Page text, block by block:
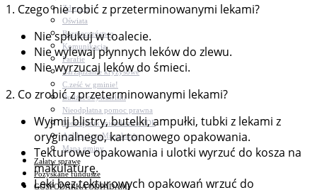
Zdrowie
Oświata
Bezpieczeństwo
Komunikacja
Parafie
Zarządzanie kryzysowe
C.ześć w gminie!
Budżet obywatelski
Nieodpłatna pomoc prawna
Niezbędnik mieszkańca PDF
Aplikacja mMieszkaniec
Mapa gminy
Załatw sprawę
Pozyskane fundusze
GOSPODARKA ODPADAMI
1. Czego nie robić z przeterminowanymi lekami?
Nie spłukuj w toalecie.
Nie wylewaj płynnych leków do zlewu.
Nie wyrzucaj leków do śmieci.
2. Co zrobić z przeterminowanymi lekami?
Wyjmij blistry, butelki, ampułki, tubki z lekami z
oryginalnego, kartonowego opakowania.
Tekturowe opakowania i ulotki wyrzuć do kosza na
makulaturę.
Leki bez tekturowych opakowań wrzuć do